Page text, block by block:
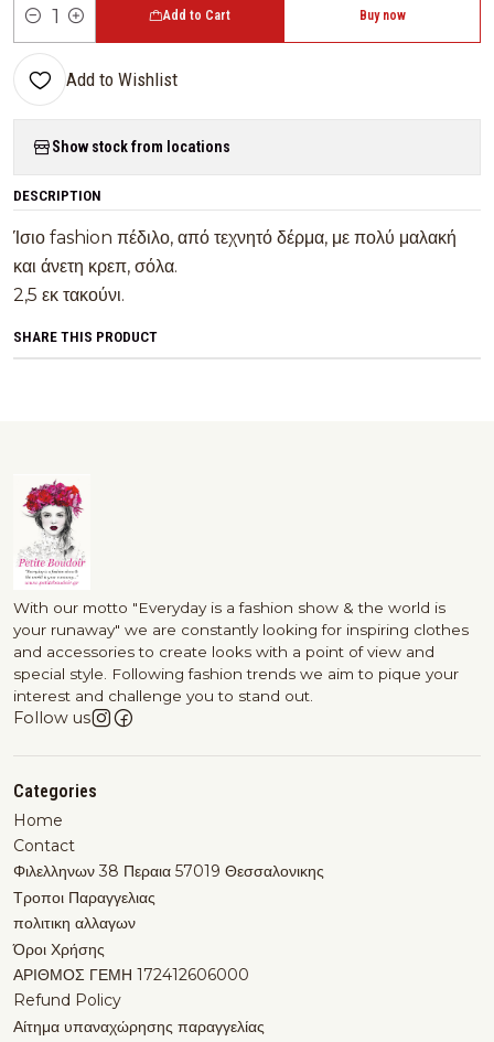
Quantity
Add to Cart Buy now
Add to Wishlist
Show stock from locations
DESCRIPTION
Ίσιο fashion πέδιλο, από τεχνητό δέρμα, με πολύ μαλακή
και άνετη κρεπ, σόλα.
2,5 εκ τακούνι.
SHARE THIS PRODUCT
With our motto "Everyday is a fashion show & the world is
your runaway" we are constantly looking for inspiring clothes
and accessories to create looks with a point of view and
special style. Following fashion trends we aim to pique your
interest and challenge you to stand out.
Follow us
Categories
Home
Contact
Φιλελληνων 38 Περαια 57019 Θεσσαλονικης
Τροποι Παραγγελιας
πολιτικη αλλαγων
Όροι Χρήσης
ΑΡΙΘΜΟΣ ΓΕΜΗ 172412606000
Refund Policy
Αίτημα υπαναχώρησης παραγγελίας